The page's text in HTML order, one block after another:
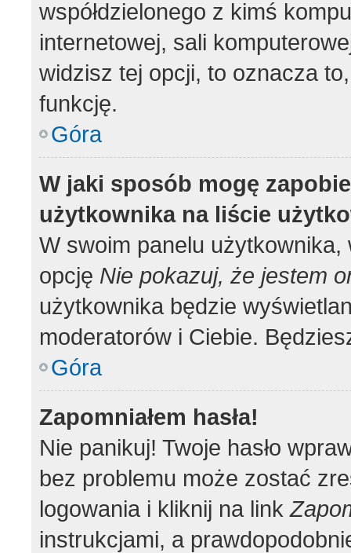
współdzielonego z kimś
internetowej, sali
widzisz tej opcji, to oznacza
funkcję.
Góra
W jaki sposób mogę
użytkownika na liście
W swoim panelu użytkownika,
opcję Nie pokazuj, że jestem
użytkownika będzie
moderatorów i Ciebie.
Góra
Zapomniałem hasła!
Nie panikuj! Twoje hasło
bez problemu może zostać
logowania i kliknij na link
instrukcjami, a